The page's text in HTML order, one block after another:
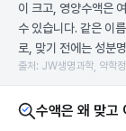
이 크고, 영양수액은
수 있습니다. 같은 이
로, 맞기 전에는 성분
출처: JW생명과학, 약학
수액은 왜 맞고